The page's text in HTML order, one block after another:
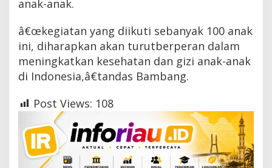
anak-anak.
â€œkegiatan yang diikuti sebanyak 100 anak
ini, diharapkan akan turutberperan dalam
meningkatkan kesehatan dan gizi anak-anak
di Indonesia,â€tandas Bambang.
Post Views: 108